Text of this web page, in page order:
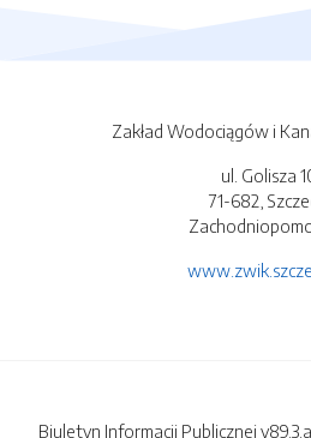
Zakład Wodociągów i
ul. Golisza
71-682,
Biuletyn Informacji Publicznej